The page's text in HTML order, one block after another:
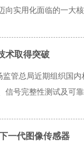
向实用化面临的一大
成功观测到多体动力
术取得突破
管总局近期组织国
信号完整性测试及可
一代图像传感器